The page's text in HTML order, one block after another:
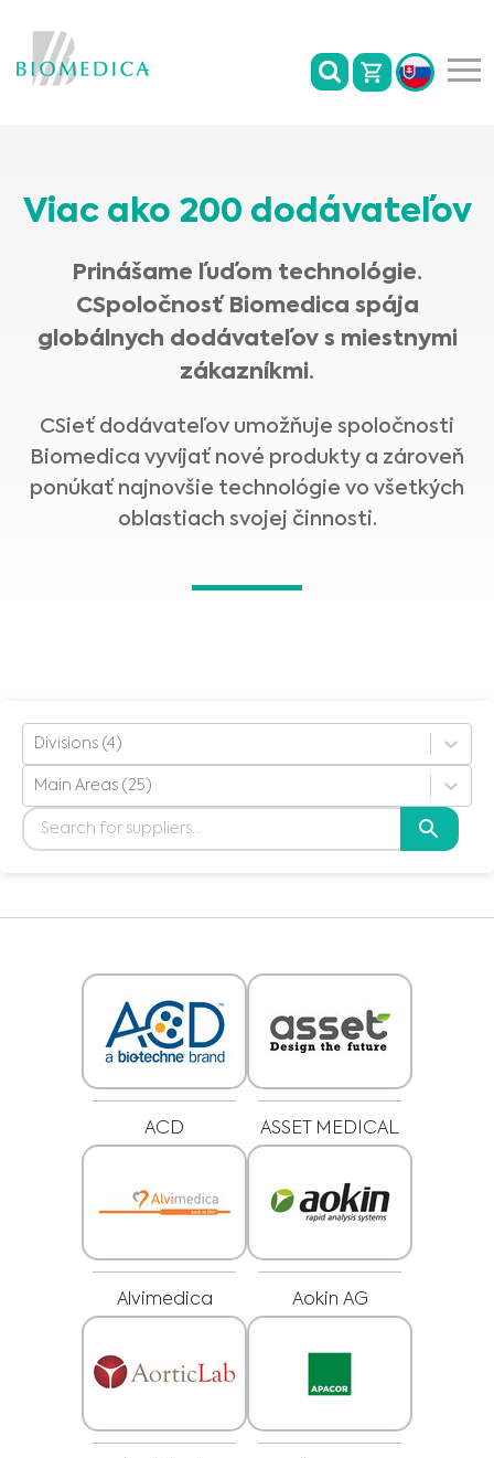
ZRIEKNUTIE SA ZODPOVEDNOSTI: TÁTO WEBOVÁ
STRÁNKA NEPOSKYTUJE LEKÁRSKE PORADENSTVO
niekedy sú určené len pre zdravotníckych pracovníkov. Vlastník tejto webovej
stránky nezodpovedá za žiadne chyby, nepresnosti alebo nezrovnalosti,
Viac ako 200 dodávateľov
Prinášame ľuďom technológie.
CSpoločnosť Biomedica spája
globálnych dodávateľov s miestnymi
zákazníkmi.
CSieť dodávateľov umožňuje spoločnosti
Biomedica vyvíjať nové produkty a zároveň
ponúkať najnovšie technológie vo všetkých
oblastiach svojej činnosti.
Divisions (4)
Main Areas (25)
ACD ASSET MEDICAL
Alvimedica Aokin AG